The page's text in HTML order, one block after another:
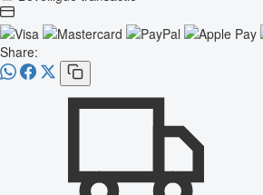
Share: